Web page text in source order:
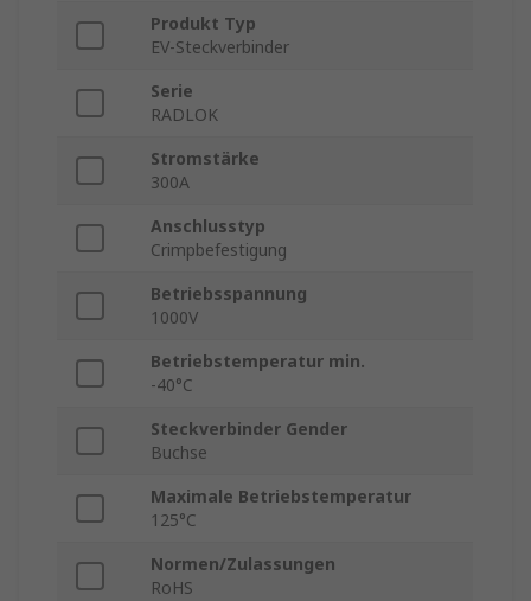
Produkt Typ
EV-Steckverbinder
Serie
RADLOK
Stromstärke
300A
Anschlusstyp
Crimpbefestigung
Betriebsspannung
1000V
Betriebstemperatur min.
-40°C
Steckverbinder Gender
Buchse
Maximale Betriebstemperatur
125°C
Normen/Zulassungen
RoHS